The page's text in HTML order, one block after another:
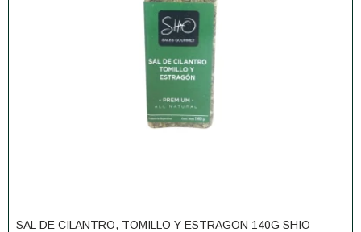
SAL DE CILANTRO, TOMILLO Y ESTRAGON 140G SHIO